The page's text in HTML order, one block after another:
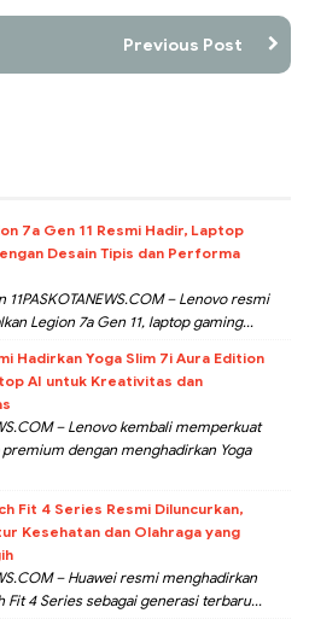
Previous Post
7a Gen 11 Resmi Hadir, Laptop
Desain Tipis dan Performa
11PASKOTANEWS.COM – Lenovo resmi
Legion 7a Gen 11, laptop gaming...
Hadirkan Yoga Slim 7i Aura Edition
AI untuk Kreativitas dan
– Lenovo kembali memperkuat
dengan menghadirkan Yoga
Fit 4 Series Resmi Diluncurkan,
Kesehatan dan Olahraga yang
– Huawei resmi menghadirkan
Fit 4 Series sebagai generasi terbaru...